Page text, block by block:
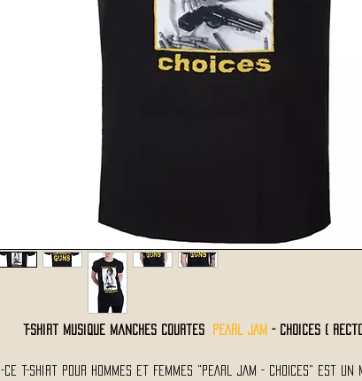
T-Shirt Musique Manches Courtes PEARL JAM - Choices (
-Ce t-shirt Pour Hommes et Femmes "PEARL JAM - CHOICES" est un